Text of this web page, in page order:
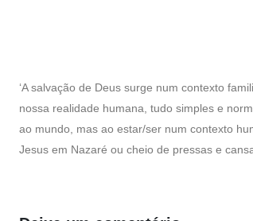
‘A salvação de Deus surge num contexto
nossa realidade humana, tudo simples e
ao mundo, mas ao estar/ser num contexto
Jesus em Nazaré ou cheio de pressas e